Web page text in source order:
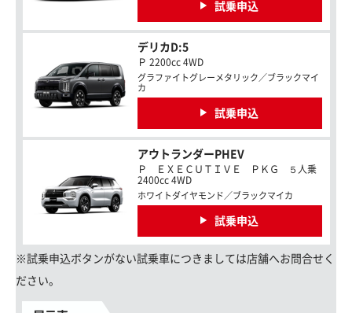
試乗申込
デリカD:5
Ｐ 2200cc 4WD
グラファイトグレーメタリック／ブラックマイ
カ
試乗申込
アウトランダーPHEV
Ｐ ＥＸＥＣＵＴＩＶＥ ＰＫＧ ５人乗
2400cc 4WD
ホワイトダイヤモンド／ブラックマイカ
試乗申込
※試乗申込ボタンがない試乗車につきましては店舗へお問合せく
ださい。